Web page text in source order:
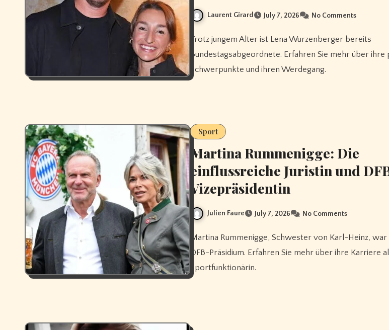
Laurent Girard July 7, 2026 No Comments
Trotz jungem Alter ist Lena Wurzenberger bereits
Bundestagsabgeordnete. Erfahren Sie mehr über ihre
Schwerpunkte und ihren Werdegang.
Sport
Martina Rummenigge: Die
einflussreiche Juristin und
Vizepräsidentin
Julien Faure July 7, 2026 No Comments
Martina Rummenigge, Schwester von Karl-Heinz, war erste Frau im
DFB-Präsidium. Erfahren Sie mehr über ihre Karriere
Sportfunktionärin.